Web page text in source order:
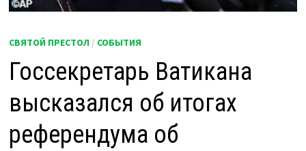
СВЯТОЙ ПРЕСТОЛ / СОБЫТИЯ
Госсекретарь Ватикана
высказался об итогах
референдума об